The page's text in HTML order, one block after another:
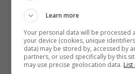
Learn more
Your personal data will be processed
your device (cookies, unique
data) may be stored by, accessed by
partners, or used specifically by this
may use precise geolocation data.